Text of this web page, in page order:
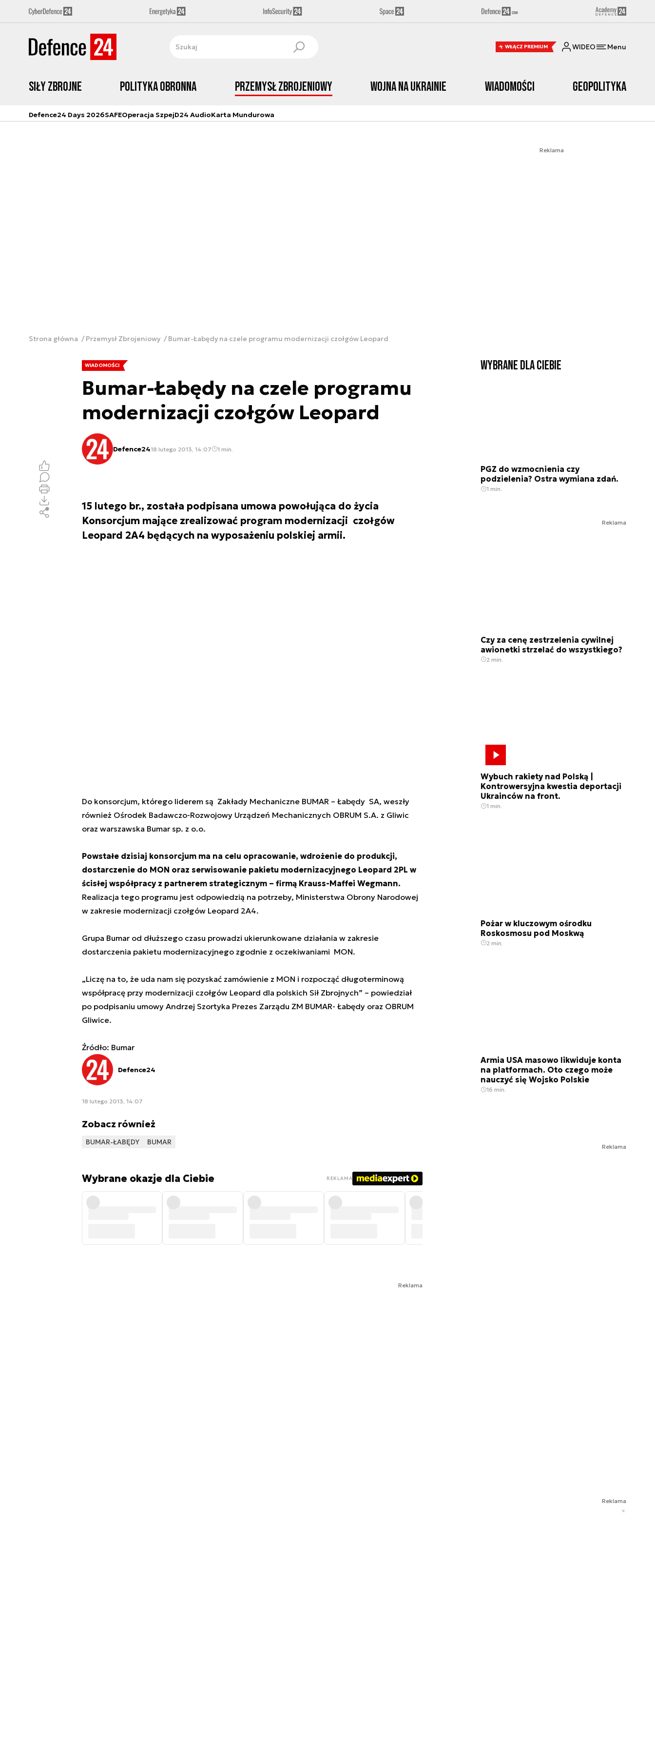
WŁĄCZ PREMIUM WIDEO Menu
Siły zbrojne Polityka obronna Przemysł Zbrojeniowy Wojna na Ukrainie Wiadomości Geopolityka
Defence24 Days 2026SAFEOperacja SzpejD24 AudioKarta Mundurowa
Reklama
Strona główna Przemysł Zbrojeniowy Bumar-Łabędy na czele programu modernizacji czołgów Leopard
WIADOMOŚCI
Bumar-Łabędy na czele programu
modernizacji czołgów Leopard
Defence2418 lutego 2013, 14:07 1 min.
15 lutego br., została podpisana umowa powołująca do życia
Konsorcjum mające zrealizować program modernizacji czołgów
Leopard 2A4 będących na wyposażeniu polskiej armii.
Do konsorcjum, którego liderem są Zakłady Mechaniczne BUMAR – Łabędy SA, weszły
również Ośrodek Badawczo-Rozwojowy Urządzeń Mechanicznych OBRUM S.A. z Gliwic
oraz warszawska Bumar sp. z o.o.
Powstałe dzisiaj konsorcjum ma na celu opracowanie, wdrożenie do produkcji,
dostarczenie do MON oraz serwisowanie pakietu modernizacyjnego Leopard 2PL w
ścisłej współpracy z partnerem strategicznym – firmą Krauss-Maffei Wegmann.
Realizacja tego programu jest odpowiedzią na potrzeby, Ministerstwa Obrony Narodowej
w zakresie modernizacji czołgów Leopard 2A4.
Grupa Bumar od dłuższego czasu prowadzi ukierunkowane działania w zakresie
dostarczenia pakietu modernizacyjnego zgodnie z oczekiwaniami MON.
„Liczę na to, że uda nam się pozyskać zamówienie z MON i rozpocząć długoterminową
współpracę przy modernizacji czołgów Leopard dla polskich Sił Zbrojnych” – powiedział
po podpisaniu umowy Andrzej Szortyka Prezes Zarządu ZM BUMAR- Łabędy oraz OBRUM
Gliwice.
Źródło: Bumar
Defence24
18 lutego 2013, 14:07
Zobacz również
BUMAR-ŁABĘDY BUMAR
Wybrane okazje dla Ciebie REKLAMA
Reklama
Wybrane dla Ciebie
PGZ do wzmocnienia czy
podzielenia? Ostra wymiana zdań.
1 min.
Reklama
Czy za cenę zestrzelenia cywilnej
awionetki strzelać do wszystkiego?
2 min.
Wybuch rakiety nad Polską |
Kontrowersyjna kwestia deportacji
Ukrainców na front.
1 min.
Pożar w kluczowym ośrodku
Roskosmosu pod Moskwą
2 min.
Armia USA masowo likwiduje konta
na platformach. Oto czego może
nauczyć się Wojsko Polskie
16 min.
Reklama
Reklama